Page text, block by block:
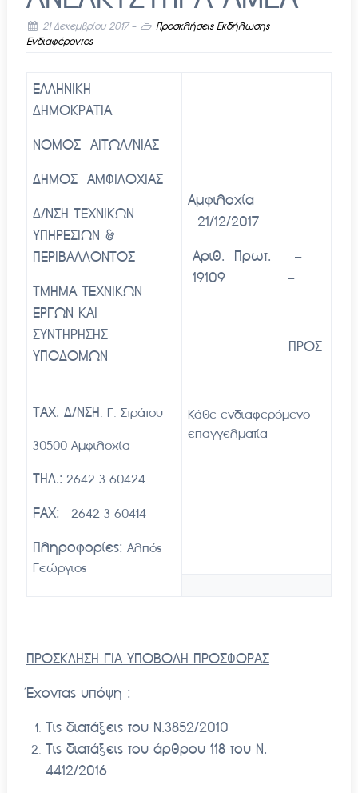
21 Δεκεμβρίου 2017-
Προσκλήσεις Εκδήλωσης
Ενδιαφέροντος
ΕΛΛΗΝΙΚΗ
ΔΗΜΟΚΡΑΤΙΑ
ΝΟΜΟΣ ΑΙΤΩΛ/ΝΙΑΣ
ΔΗΜΟΣ ΑΜΦΙΛΟΧΙΑΣ
Δ/ΝΣΗ ΤΕΧΝΙΚΩΝ
ΥΠΗΡΕΣΙΩΝ &
ΠΕΡΙΒΑΛΛΟΝΤΟΣ
ΤΜΗΜΑ ΤΕΧΝΙΚΩΝ
ΕΡΓΩΝ ΚΑΙ
ΣΥΝΤΗΡΗΣΗΣ
ΥΠΟΔΟΜΩΝ
ΤΑΧ. Δ/ΝΣΗ: Γ. Στράτου
30500 Αμφιλοχία
ΤΗΛ.: 2642 3 60424
FAX: 2642 3 60414
Πληροφορίες: Αλπός
Γεώργιος
Αμφιλοχία
21/12/2017
Αριθ. Πρωτ. –
19109 –
ΠΡΟΣ
Κάθε ενδιαφερόμενο
επαγγελματία
ΠΡΟΣΚΛΗΣΗ ΓΙΑ ΥΠΟΒΟΛΗ ΠΡΟΣΦΟΡΑΣ
Έχοντας υπόψη :
Τις διατάξεις του Ν.3852/2010
Τις διατάξεις του άρθρου 118 του Ν.
4412/2016